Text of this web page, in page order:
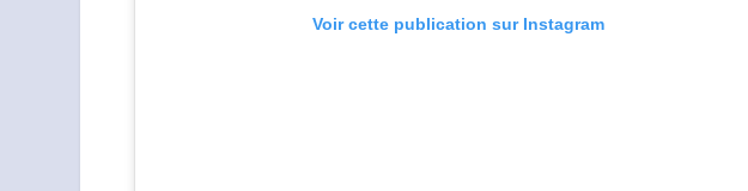
Voir cette publication sur Instagram